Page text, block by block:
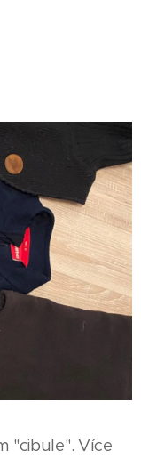
"cibule". Více